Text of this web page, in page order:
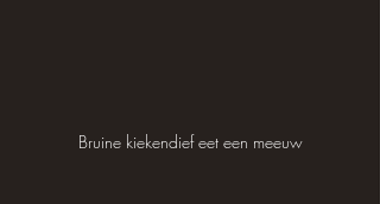
Bruine kiekendief eet een meeuw